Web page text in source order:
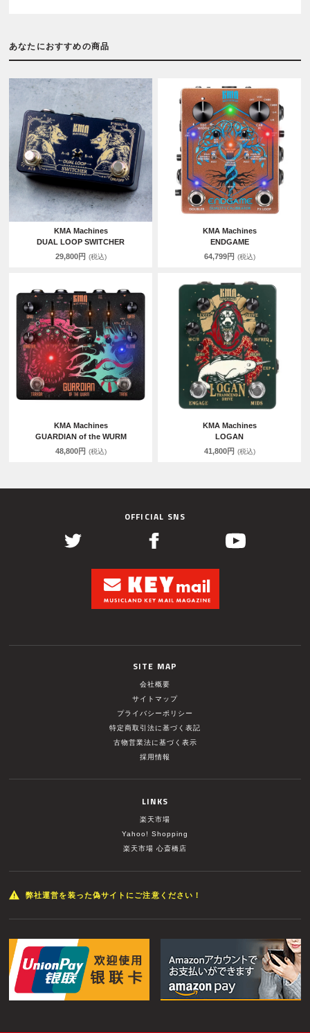
あなたにおすすめの商品
KMA Machines
DUAL LOOP SWITCHER
29,800円 (税込)
KMA Machines
ENDGAME
64,799円 (税込)
KMA Machines
GUARDIAN of the WURM
48,800円 (税込)
KMA Machines
LOGAN
41,800円 (税込)
OFFICIAL SNS
SITE MAP
会社概要
サイトマップ
プライバシーポリシー
特定商取引法に基づく表記
古物営業法に基づく表示
採用情報
LINKS
楽天市場
Yahoo! Shopping
楽天市場 心斎橋店
弊社運営を装った偽サイトにご注意ください！